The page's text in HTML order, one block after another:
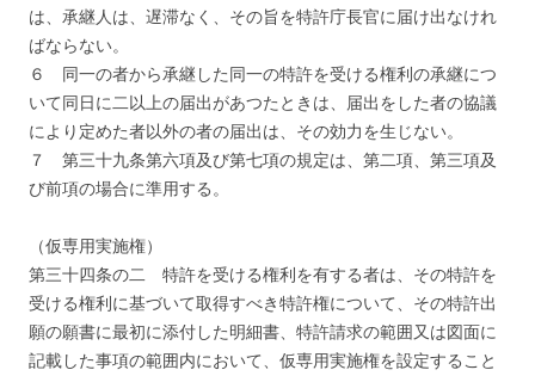
は、承継人は、遅滞なく、その旨を特許庁長官に届け出なけれ
ばならない。
６ 同一の者から承継した同一の特許を受ける権利の承継につ
いて同日に二以上の届出があつたときは、届出をした者の協議
により定めた者以外の者の届出は、その効力を生じない。
７ 第三十九条第六項及び第七項の規定は、第二項、第三項及
び前項の場合に準用する。
（仮専用実施権）
第三十四条の二 特許を受ける権利を有する者は、その特許を
受ける権利に基づいて取得すべき特許権について、その特許出
願の願書に最初に添付した明細書、特許請求の範囲又は図面に
記載した事項の範囲内において、仮専用実施権を設定すること